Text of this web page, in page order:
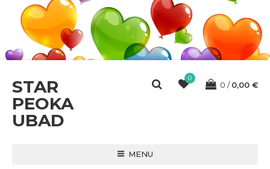
STAR
PEOKA
UBAD
0
0 0,00 €
MENU